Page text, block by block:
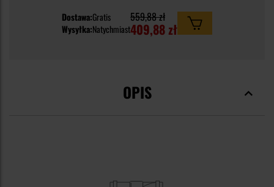
Dostawa:Gratis
Wysyłka:Natychmiast
559,88 zł
409,88 zł
OPIS